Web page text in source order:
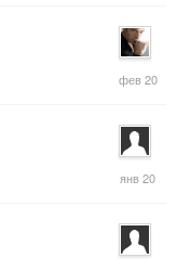
фев
янв